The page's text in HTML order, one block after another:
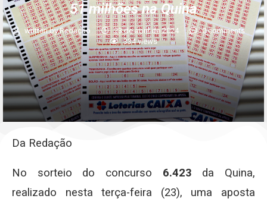
51 milhões na Quina
written byRedação 23 de abril de 2024
0 comments
334views
Da Redação
No sorteio do concurso 6.423 da Quina,
realizado nesta terça-feira (23), uma aposta